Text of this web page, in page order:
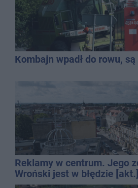
Kombajn wpadł do rowu,
Reklamy w centrum. Jego
Wroński jest w błędzie [akt.]